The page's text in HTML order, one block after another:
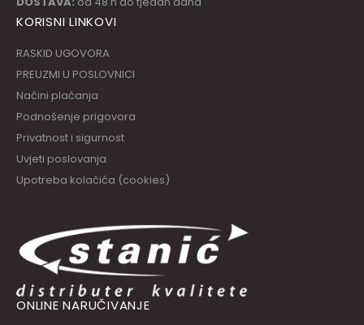
KORISNI LINKOVI
RASKID UGOVORA
PREUZMI U POSLOVNICI
Načini plaćanja
Podnošenje prigovora
Privatnost i sigurnost
Uvjeti poslovanja
Upotreba kolačića (cookies)
ONLINE NARUČIVANJE